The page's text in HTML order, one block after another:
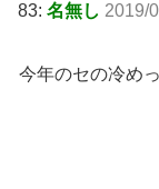
83: 名無し 2019/
今年のセの冷め